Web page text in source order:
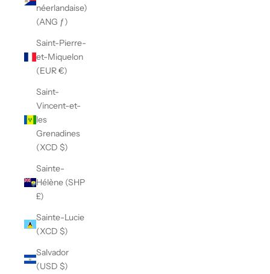
néerlandaise)
(ANG ƒ)
Saint-Pierre-
et-Miquelon
(EUR €)
Saint-
Vincent-et-
les
Grenadines
(XCD $)
Sainte-
Hélène (SHP
£)
Sainte-Lucie
(XCD $)
Salvador
(USD $)